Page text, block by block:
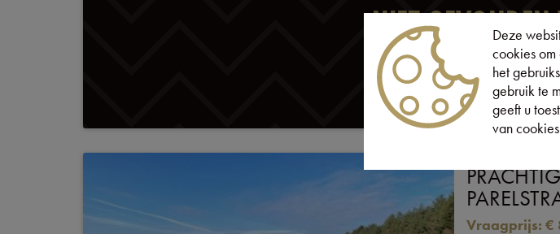
NIET
SCHRIJF
Vraagprijs: €
Deze
cookies
het
gebruik te
geeft u
van